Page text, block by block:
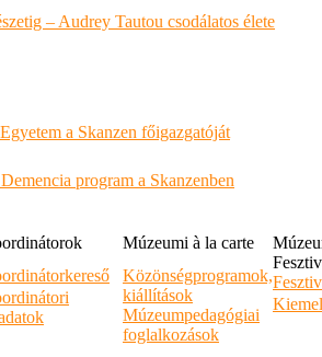
– Audrey Tautou csodálatos élete
a Skanzen főigazgatóját
program a Skanzenben
Múzeumi à la carte
Közönségprogramok,
kiállítások
Múzeumpedagógiai
foglalkozások